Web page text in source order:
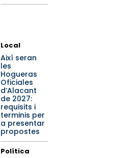
Local
Així seran
les
Hogueras
Oficiales
d’Alacant
de 2027:
requisits i
terminis per
a presentar
propostes
Política